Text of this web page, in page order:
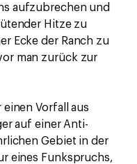
aufzubrechen und
Hitze zu
Ecke der Ranch zu
man zurück zur
einen Vorfall aus
auf einer Anti-
Gebiet in der
eines Funkspruchs,